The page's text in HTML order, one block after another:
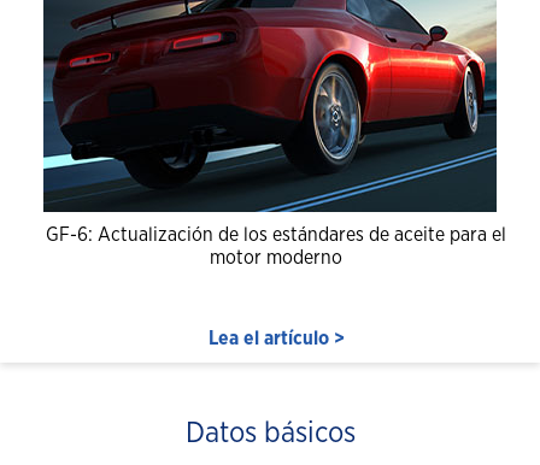
GF-6: Actualización de los estándares de aceite para el
motor moderno
Lea el artículo >
Datos básicos